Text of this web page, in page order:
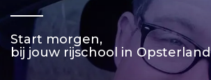
Start morgen,
bij jouw rijschool in Opsterland